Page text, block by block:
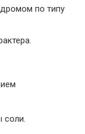
по типу
соли.